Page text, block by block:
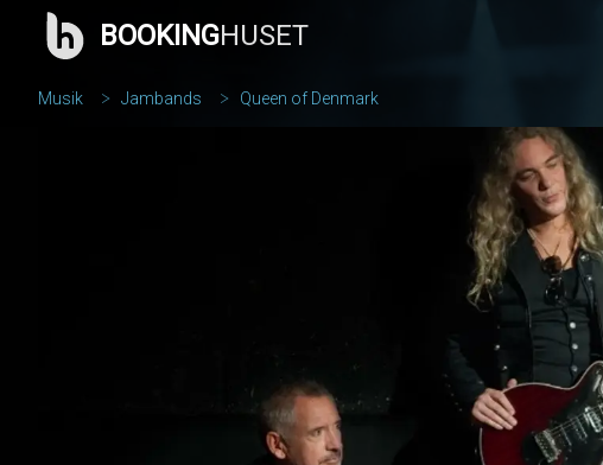
BOOKINGHUSET
Musik Jambands Queen of Denmark